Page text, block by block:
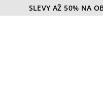
SLEVY AŽ 50% NA